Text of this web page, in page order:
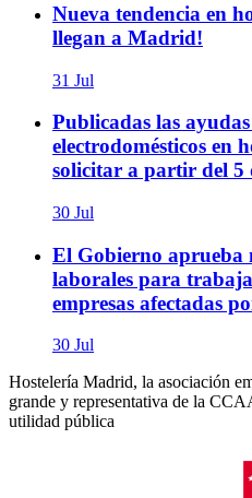
Nueva tendencia en
llegan a Madrid!
31 Jul
Publicadas las
electrodomésticos en
solicitar a partir del 5
30 Jul
El Gobierno aprueba
laborales para
empresas afectadas
30 Jul
Hostelería Madrid, la asociación
grande y representativa de la
utilidad pública